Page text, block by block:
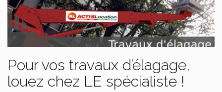
Pour vos travaux d’élagage,
louez chez LE spécialiste !